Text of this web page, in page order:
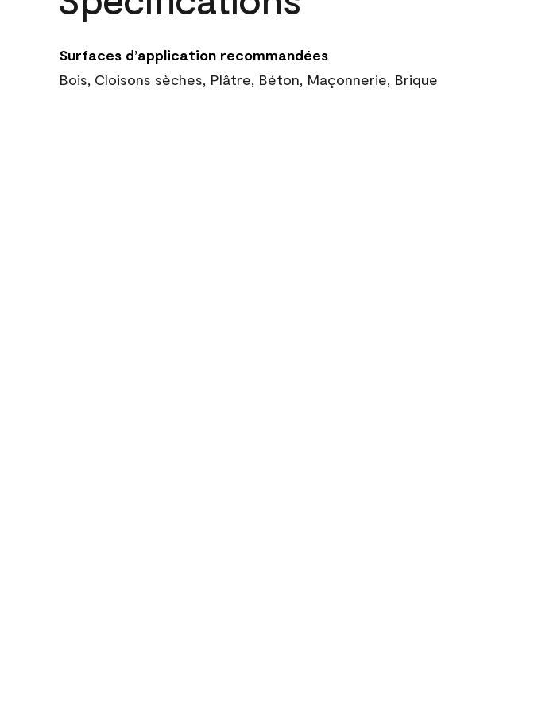
Surfaces d’application recommandées
Bois, Cloisons sèches, Plâtre, Béton, Maçonnerie, Brique